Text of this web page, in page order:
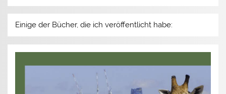
Einige der Bücher, die ich veröffentlicht habe: